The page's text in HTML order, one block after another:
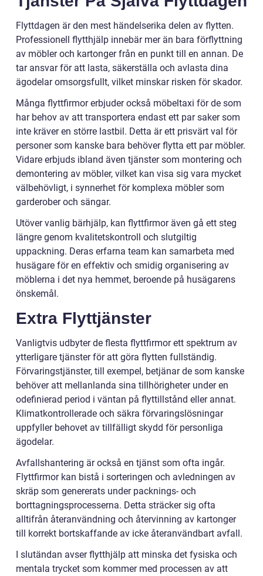
Flyttdagen är den mest händelserika delen av flytten.
Professionell flytthjälp innebär mer än bara förflyttning
av möbler och kartonger från en punkt till en annan. De
tar ansvar för att lasta, säkerställa och avlasta dina
ägodelar omsorgsfullt, vilket minskar risken för skador.
Många flyttfirmor erbjuder också möbeltaxi för de som
har behov av att transportera endast ett par saker som
inte kräver en större lastbil. Detta är ett prisvärt val för
personer som kanske bara behöver flytta ett par möbler.
Vidare erbjuds ibland även tjänster som montering och
demontering av möbler, vilket kan visa sig vara mycket
välbehövligt, i synnerhet för komplexa möbler som
garderober och sängar.
Utöver vanlig bärhjälp, kan flyttfirmor även gå ett steg
längre genom kvalitetskontroll och slutgiltig
uppackning. Deras erfarna team kan samarbeta med
husägare för en effektiv och smidig organisering av
möblerna i det nya hemmet, beroende på husägarens
önskemål.
Extra Flyttjänster
Vanligtvis udbyter de flesta flyttfirmor ett spektrum av
ytterligare tjänster för att göra flytten fullständig.
Förvaringstjänster, till exempel, betjänar de som kanske
behöver att mellanlanda sina tillhörigheter under en
odefinierad period i väntan på flyttillstånd eller annat.
Klimatkontrollerade och säkra förvaringslösningar
uppfyller behovet av tillfälligt skydd för personliga
ägodelar.
Avfallshantering är också en tjänst som ofta ingår.
Flyttfirmor kan bistå i sorteringen och avledningen av
skräp som genererats under packnings- och
borttagningsprocesserna. Detta sträcker sig ofta
alltifrån återanvändning och återvinning av kartonger
till korrekt bortskaffande av icke återanvändbart avfall.
I slutändan avser flytthjälp att minska det fysiska och
mentala trycket som kommer med processen av att